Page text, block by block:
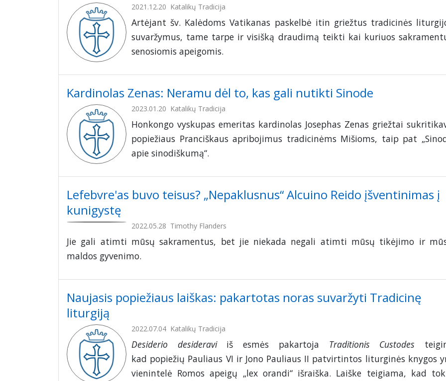
2021.12.20 Katalikų Tradicija
Artėjant šv. Kalėdoms Vatikanas paskelbė itin griežtus tradicinės
suvaržymus, tame tarpe ir visišką draudimą teikti kai kuriuos
senosiomis apeigomis.
Kardinolas Zenas: Neramu dėl to, kas gali nutikti Sinode
2023.01.20 Katalikų Tradicija
Honkongo vyskupas emeritas kardinolas Josephas Zenas griežtai
popiežiaus Pranciškaus apribojimus tradicinėms Mišioms, taip pat
apie sinodiškumą“.
Lefebvre'as buvo teisus? „Nepaklusnus“ Alcuino Reido įšventinimas į
kunigystę
2022.05.28 Timothy Flanders
Jie gali atimti mūsų sakramentus, bet jie niekada negali atimti mūsų tikėjimo ir
maldos gyvenimo.
Naujasis popiežiaus laiškas: pakartotas noras suvaržyti Tradicinę
liturgiją
2022.07.04 Katalikų Tradicija
Desiderio desideravi iš esmės pakartoja Traditionis Custodes
kad popiežių Pauliaus VI ir Jono Pauliaus II patvirtintos liturginės knygos
vienintelė Romos apeigų „lex orandi“ išraiška. Laiške teigiama, kad